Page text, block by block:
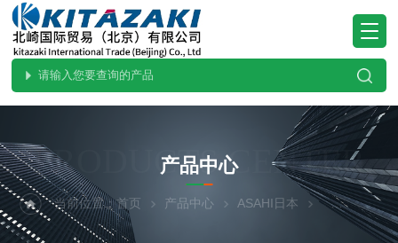
PRODUCTS CENTER
产品中心
当前位置：首页 产品中心 ASAHI日本 热门现货-北